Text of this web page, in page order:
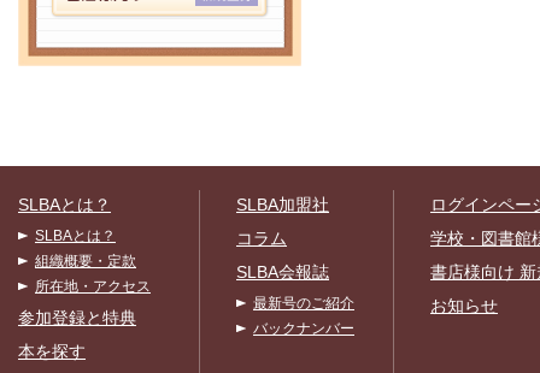
SLBAとは？
SLBAとは？
組織概要・定款
所在地・アクセス
参加登録と特典
本を探す
SLBA加盟社
コラム
SLBA会報誌
最新号のご紹介
バックナンバー
ログインペー
学校・図書館
書店様向け
お知らせ